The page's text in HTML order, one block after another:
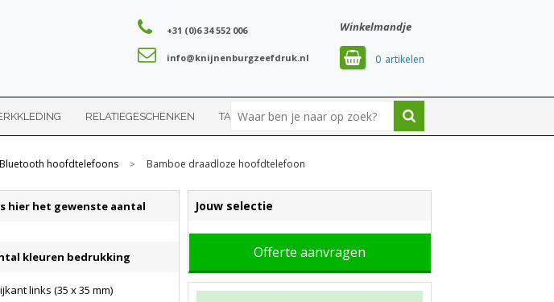
Winkelmandje
0
+31 (0)6 34 552 006
info@knijnenburgzeefdruk.nl
RELATIEGESCHENKEN TASSEN SPORT
Bluetooth hoofdtelefoons > Bamboe draadloze hoofdtelefoon
hier het gewenste aantal
kleuren bedrukking
links (35 x 35 mm)
Jouw selectie
Offerte aanvragen